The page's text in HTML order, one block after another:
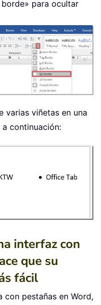
para ocultar
varias viñetas en una
continuación:
interfaz con
que su
fácil
pestañas en Word,